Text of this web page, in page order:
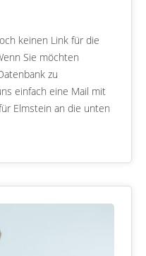
keinen Link für die
Sie möchten
zu
einfach eine Mail mit
Elmstein an die unten